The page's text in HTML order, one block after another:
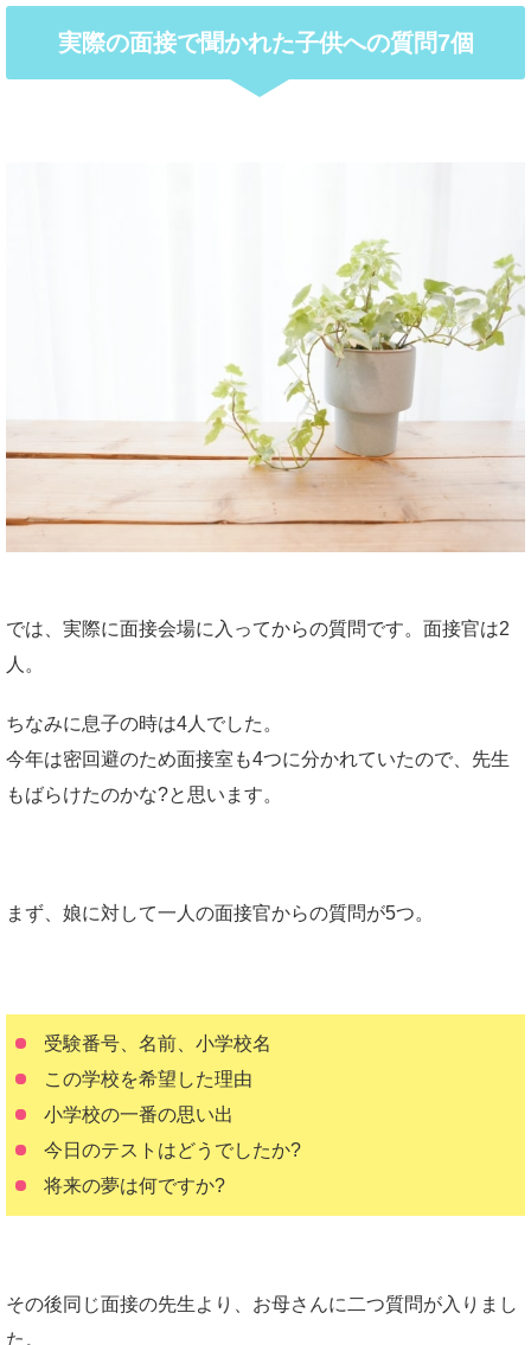
実際の面接で聞かれた子供への質問7個
では、実際に面接会場に入ってからの質問です。面接官は2
人。
ちなみに息子の時は4人でした。
今年は密回避のため面接室も4つに分かれていたので、先生
もばらけたのかな?と思います。
まず、娘に対して一人の面接官からの質問が5つ。
受験番号、名前、小学校名
この学校を希望した理由
小学校の一番の思い出
今日のテストはどうでしたか?
将来の夢は何ですか?
その後同じ面接の先生より、お母さんに二つ質問が入りまし
た。